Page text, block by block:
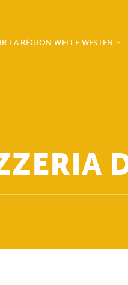
LA RÉGION WËLLE WESTEN